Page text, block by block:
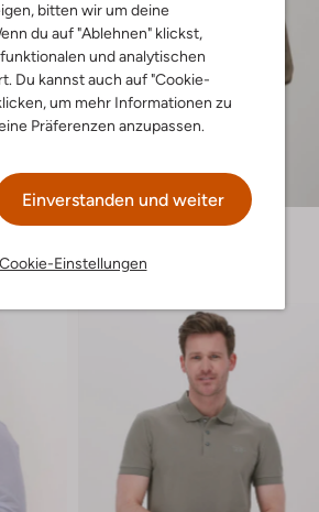
bitten wir um deine
du auf "Ablehnen" klickst,
und analytischen
Du kannst auch auf "Cookie-
um mehr Informationen zu
Präferenzen anzupassen.
Einverstanden und weiter
Cookie-Einstellungen
-50%
Tiger Of Sweden
€ 119,95